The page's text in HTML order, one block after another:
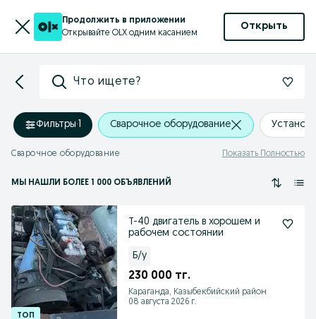
Продолжить в приложении
Открывайте OLX одним касанием
Открыть
Что ищете?
Фильтры·1 Сварочное оборудование
Сварочное оборудование Показать Полностью
МЫ НАШЛИ БОЛЕЕ 1 000 ОБЪЯВЛЕНИЙ
Т-40 двигатель в хорошем и
рабочем состоянии
Б/у
230 000 тг.
Караганда, Казыбекбийский район
08 августа 2026 г.